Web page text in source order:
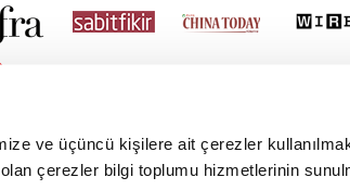
ve üçüncü kişilere ait çerezler
çerezler bilgi toplumu hizmetlerinin